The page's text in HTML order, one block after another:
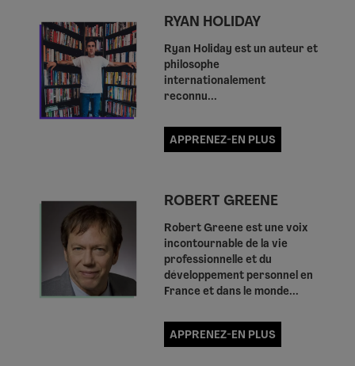
RYAN HOLIDAY
Ryan Holiday est un auteur et
philosophe
internationalement
reconnu...
APPRENEZ-EN PLUS
ROBERT GREENE
Robert Greene est une voix
incontournable de la vie
professionnelle et du
développement personnel en
France et dans le monde...
APPRENEZ-EN PLUS